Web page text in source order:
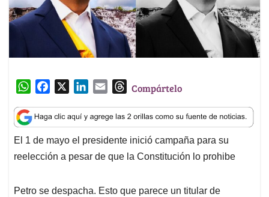
W
a
t
s
A
p
c
e
b
o
k
n
k
e
d
n
a
i
l
T
r
e
a
d
Compártelo
El 1 de mayo el presidente inició campaña para su
reelección a pesar de que la Constitución lo prohibe
Petro se despacha. Esto que parece un titular de